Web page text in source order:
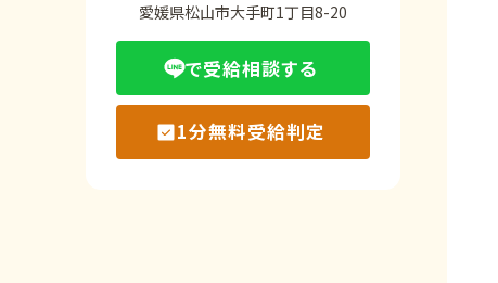
愛媛県松山市大手町1丁目8-20
で受給相談する
1分無料受給判定